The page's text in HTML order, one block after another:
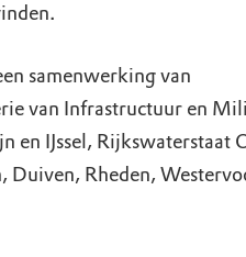
samenwerking van
van Infrastructuur en
en IJssel, Rijkswaterstaat
Duiven, Rheden,